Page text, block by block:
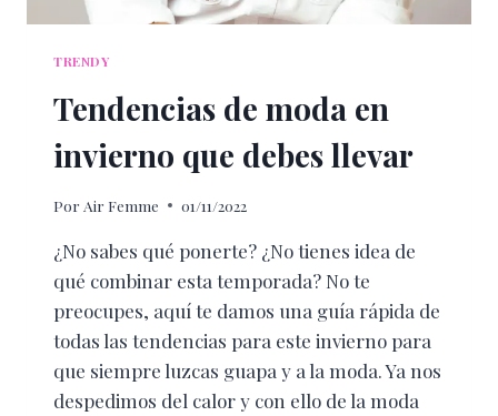
TRENDY
Tendencias de moda en
invierno que debes llevar
Por Air Femme 01/11/2022
¿No sabes qué ponerte? ¿No tienes idea de
qué combinar esta temporada? No te
preocupes, aquí te damos una guía rápida de
todas las tendencias para este invierno para
que siempre luzcas guapa y a la moda. Ya nos
despedimos del calor y con ello de la moda